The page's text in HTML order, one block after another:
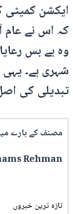
ایکشن
کہ اس نے عام
وہ بے بس
شہری ہے۔
تبدیلی کی
مصنف کے بارے
Rehman
تازہ ترین خبروں